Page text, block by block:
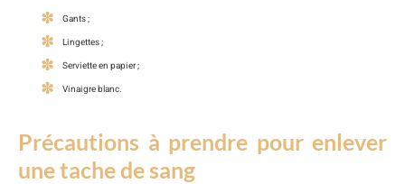
Gants ;
Lingettes ;
Serviette en papier ;
Vinaigre blanc.
Précautions à prendre pour enlever
une tache de sang